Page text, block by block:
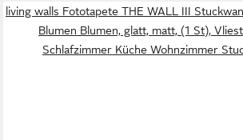
living walls Fototapete THE WALL III
Blumen Blumen, glatt, matt, (1 St),
Schlafzimmer Küche Wohnzimmer